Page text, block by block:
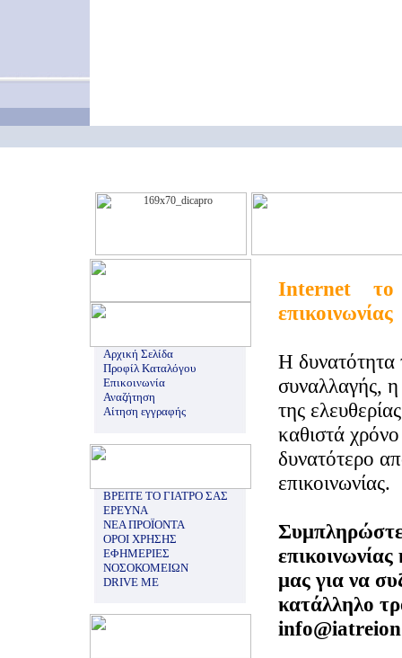
Αρχική Σελίδα
Προφίλ Καταλόγου
Επικοινωνία
Αναζήτηση
Αίτηση εγγραφής
ΒΡΕΙΤΕ ΤΟ ΓΙΑΤΡΟ ΣΑΣ
ΕΡΕΥΝΑ
ΝΕΑ ΠΡΟΪΟΝΤΑ
ΟΡΟΙ ΧΡΗΣΗΣ
ΕΦΗΜΕΡΙΕΣ
ΝΟΣΟΚΟΜΕΙΩΝ
DRIVE ME
Internet το
επικοινωνίας
Η δυνατότητα
συναλλαγής,
της
καθιστά
δυνατότερο
επικοινωνίας.
μας για να
κατάλληλο